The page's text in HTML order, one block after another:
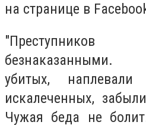
на странице в
безнаказанными.
убитых,
искалеченных,
Чужая беда не